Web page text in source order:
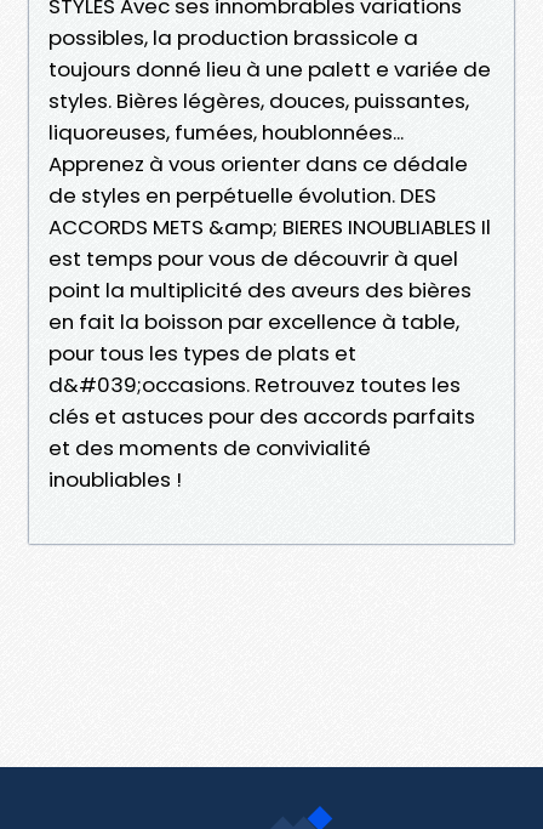
STYLES Avec ses innombrables variations
possibles, la production brassicole a
toujours donné lieu à une palett e variée de
styles. Bières légères, douces, puissantes,
liquoreuses, fumées, houblonnées...
Apprenez à vous orienter dans ce dédale
de styles en perpétuelle évolution. DES
ACCORDS METS &amp; BIERES INOUBLIABLES Il
est temps pour vous de découvrir à quel
point la multiplicité des aveurs des bières
en fait la boisson par excellence à table,
pour tous les types de plats et
d&#039;occasions. Retrouvez toutes les
clés et astuces pour des accords parfaits
et des moments de convivialité
inoubliables !